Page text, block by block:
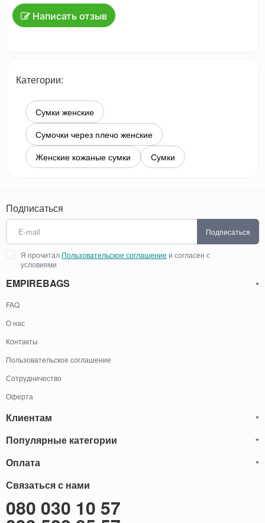
Написать отзыв
Категории:
Сумки женские
Сумочки через плечо женские
Женские кожаные сумки
Сумки
Подписаться
Подписаться
Я прочитал Пользовательское соглашение и согласен с
условиями
EMPIREBAGS
FAQ
О нас
Контакты
Пользовательское соглашение
Сотрудничество
Оферта
Клиентам
Блог
Обмен и Возврат
Карта сайта
Популярные категории
Мужские кожаные сумки
Саквояжи
Мужские кожаные кошельки
Оплата
Оплату товаров можно
осуществить
Наличными
Наложенный платёж (Оплата при получение)
Связаться с нами
080 030 10 57